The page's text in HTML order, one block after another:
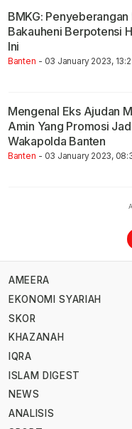
BMKG:
Bakauheni Berpotensi
Ini
Banten - 03 January 2023,
Mengenal Eks Ajudan
Amin Yang Promosi
Wakapolda Banten
Banten - 03 January 2023,
AMEERA
EKONOMI SYARIAH
SKOR
KHAZANAH
IQRA
ISLAM DIGEST
NEWS
ANALISIS